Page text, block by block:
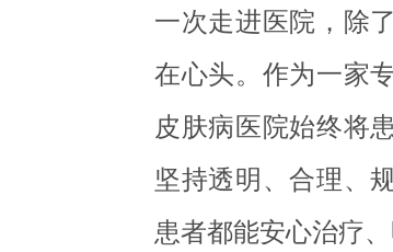
一次走进医院，除
在心头。作为一家
皮肤病医院始终将
坚持透明、合理、
患者都能安心治疗、